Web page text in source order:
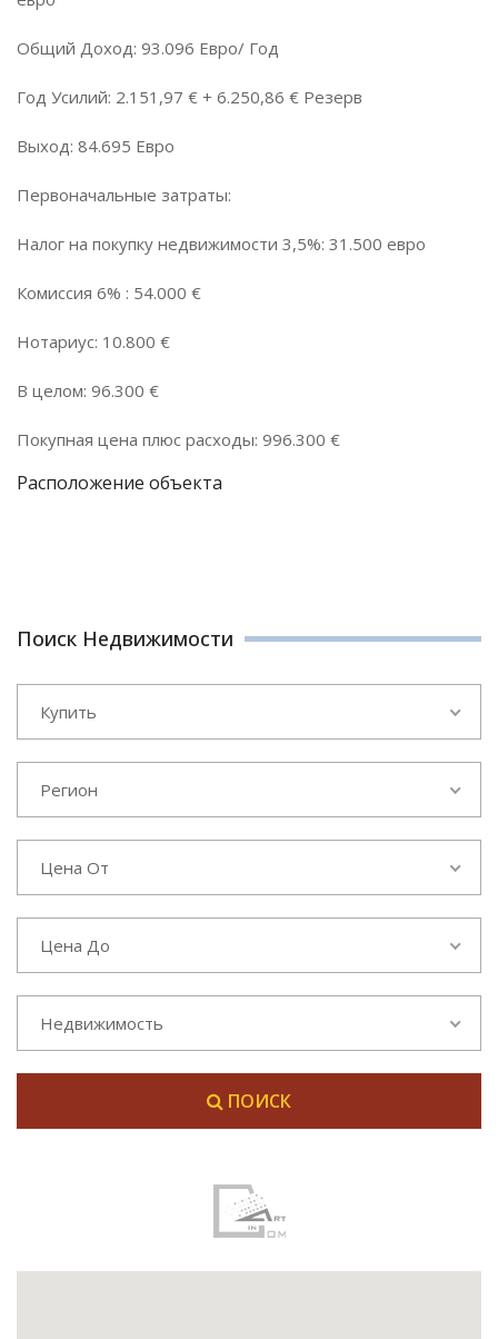
Общий Доход: 93.096 Евро/ Год
Год Усилий: 2.151,97 € + 6.250,86 € Резерв
Выход: 84.695 Евро
Первоначальные затраты:
Налог на покупку недвижимости 3,5%: 31.500 евро
Комиссия 6% : 54.000 €
Нотариус: 10.800 €
В целом: 96.300 €
Покупная цена плюс расходы: 996.300 €
Расположение объекта
Поиск Недвижимости
Купить
Регион
Цена От
Цена До
Недвижимость
ПОИСК